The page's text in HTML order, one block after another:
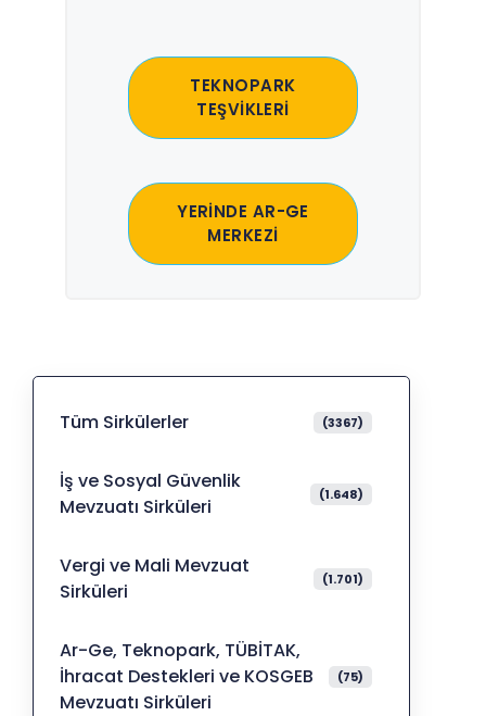
TEKNOPARK
TEŞVİKLERİ
YERİNDE AR-GE
MERKEZİ
Tüm Sirkülerler (3367)
İş ve Sosyal Güvenlik
Mevzuatı Sirküleri
(1.648)
Vergi ve Mali Mevzuat
Sirküleri
(1.701)
Ar-Ge, Teknopark, TÜBİTAK,
İhracat Destekleri ve KOSGEB
Mevzuatı Sirküleri
(75)